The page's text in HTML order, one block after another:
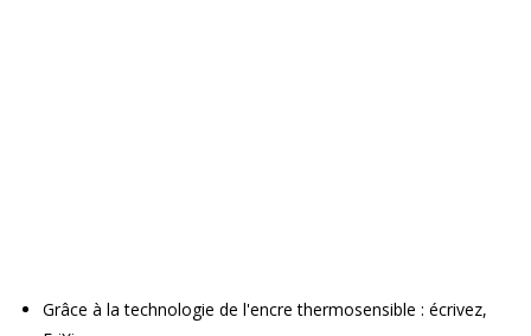
Grâce à la technologie de l'encre thermosensible : écrivez,